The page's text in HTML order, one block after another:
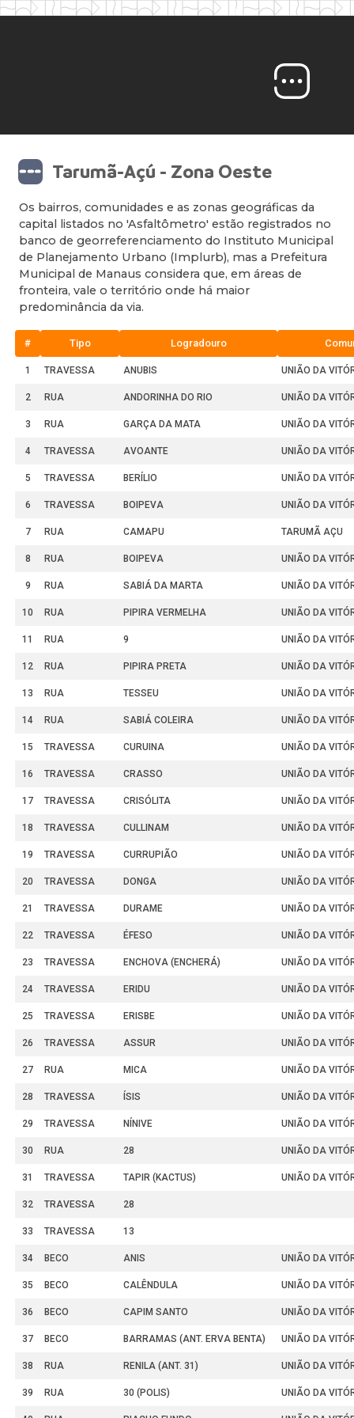
Tarumã-Açú - Zona Oeste
Os bairros, comunidades e as zonas geográficas da
capital listados no 'Asfaltômetro' estão registrados no
banco de georreferenciamento do Instituto Municipal
de Planejamento Urbano (Implurb), mas a Prefeitura
Municipal de Manaus considera que, em áreas de
fronteira, vale o território onde há maior
predominância da via.
# Tipo Logradouro
1 TRAVESSA ANUBIS UNIÃO DA
2 RUA ANDORINHA DO RIO UNIÃO DA
3 RUA GARÇA DA MATA UNIÃO DA
4 TRAVESSA AVOANTE UNIÃO DA
5 TRAVESSA BERÍLIO UNIÃO DA
6 TRAVESSA BOIPEVA UNIÃO DA
7 RUA CAMAPU TARUMÃ AÇU
8 RUA BOIPEVA UNIÃO DA
9 RUA SABIÁ DA MARTA UNIÃO DA
10 RUA PIPIRA VERMELHA UNIÃO DA
11 RUA 9 UNIÃO DA
12 RUA PIPIRA PRETA UNIÃO DA
13 RUA TESSEU UNIÃO DA
14 RUA SABIÁ COLEIRA UNIÃO DA
15 TRAVESSA CURUINA UNIÃO DA
16 TRAVESSA CRASSO UNIÃO DA
17 TRAVESSA CRISÓLITA UNIÃO DA
18 TRAVESSA CULLINAM UNIÃO DA
19 TRAVESSA CURRUPIÃO UNIÃO DA
20 TRAVESSA DONGA UNIÃO DA
21 TRAVESSA DURAME UNIÃO DA
22 TRAVESSA ÉFESO UNIÃO DA
23 TRAVESSA ENCHOVA (ENCHERÁ) UNIÃO DA
24 TRAVESSA ERIDU UNIÃO DA
25 TRAVESSA ERISBE UNIÃO DA
26 TRAVESSA ASSUR UNIÃO DA
27 RUA MICA UNIÃO DA
28 TRAVESSA ÍSIS UNIÃO DA
29 TRAVESSA NÍNIVE UNIÃO DA
30 RUA 28 UNIÃO DA
31 TRAVESSA TAPIR (KACTUS) UNIÃO DA
32 TRAVESSA 28
33 TRAVESSA 13
34 BECO ANIS UNIÃO DA
35 BECO CALÊNDULA UNIÃO DA
36 BECO CAPIM SANTO UNIÃO DA
37 BECO BARRAMAS (ANT. ERVA BENTA) UNIÃO DA
38 RUA RENILA (ANT. 31) UNIÃO DA
39 RUA 30 (POLIS) UNIÃO DA